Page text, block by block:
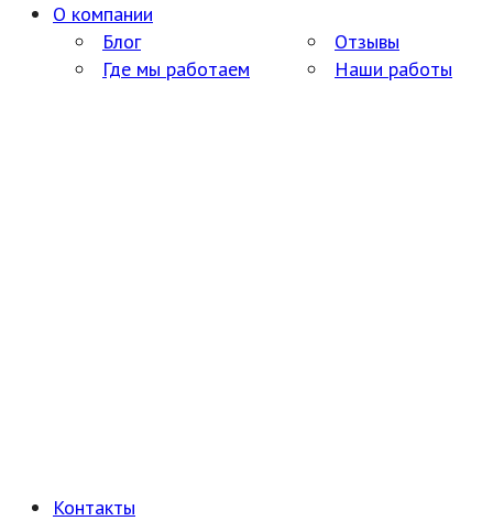
О компании
Блог
Где мы работаем
Отзывы
Наши работы
Контакты